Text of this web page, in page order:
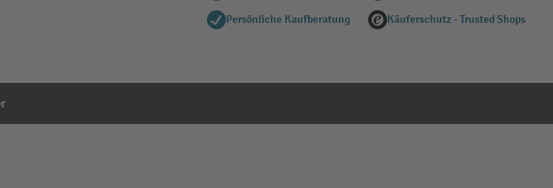
Persönliche Kaufberatung Käuferschutz - Trusted Shops